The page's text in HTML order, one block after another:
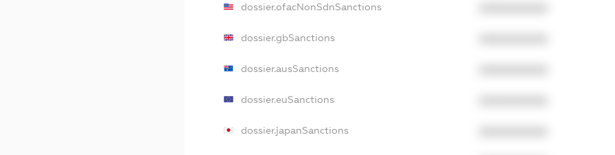
dossier.ofacNonSdnSanctions
dossier.gbSanctions
dossier.ausSanctions
dossier.euSanctions
dossier.japanSanctions